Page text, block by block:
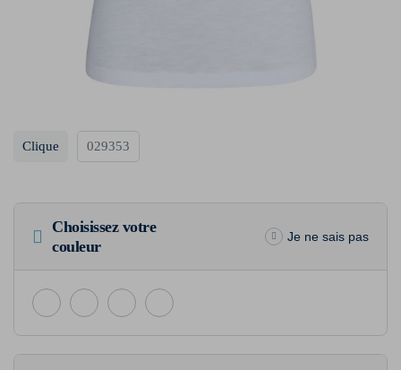
Clique 029353
Choisissez votre
couleur
Je ne sais pas